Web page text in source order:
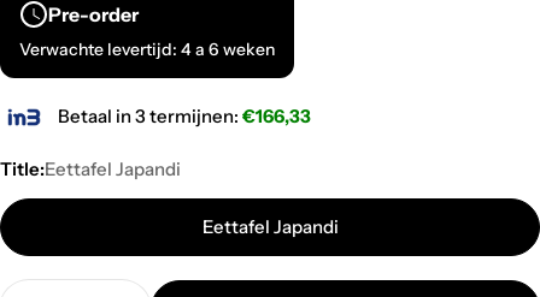
Pre-order
Verwachte levertijd: 4 a 6 weken
Betaal in 3 termijnen: €166,33
Title:Eettafel Japandi
Eettafel Japandi
Hoeveelheid